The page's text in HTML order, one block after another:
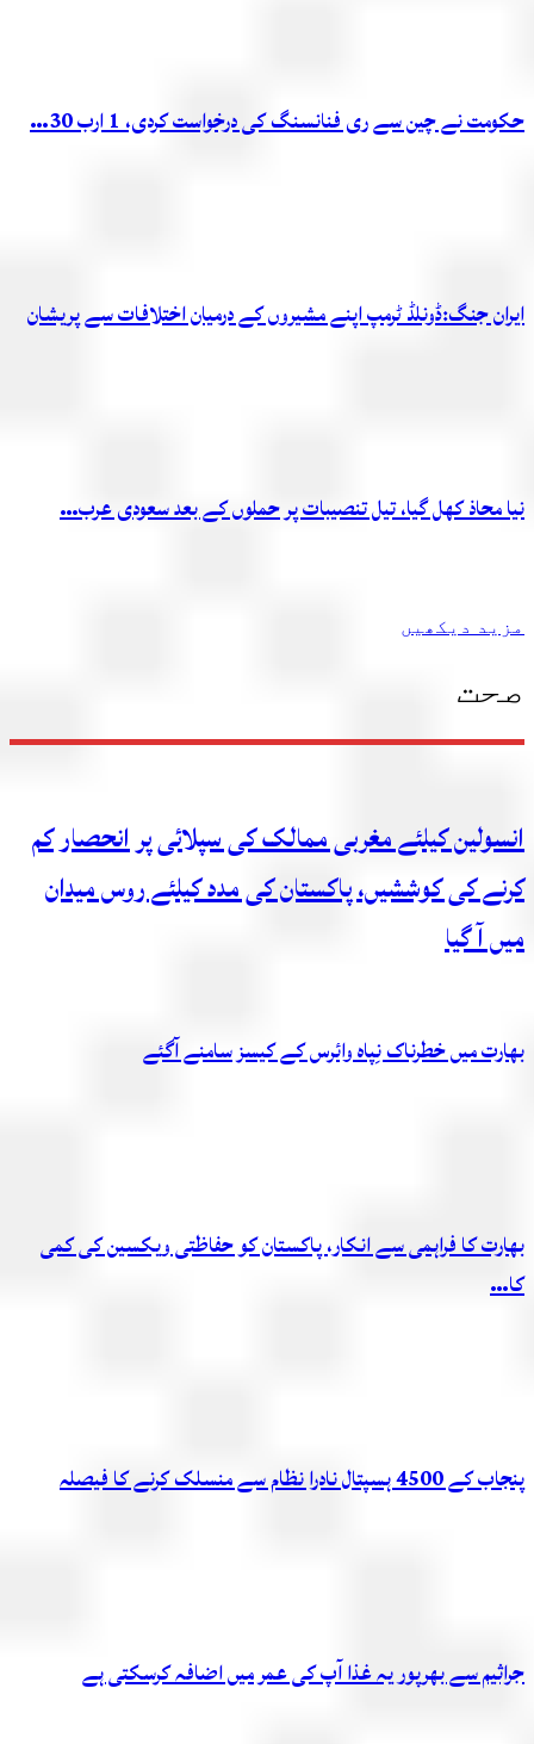
حکومت نے چین سے ری فنانسنگ کی درخواست کردی، 1 ارب 30…
ایران جنگ:ڈونلڈ ٹرمپ اپنے مشیروں کے درمیان اختلافات سے پریشان
نیا محاذ کھل گیا، تیل تنصیبات پر حملوں کے بعد سعودی عرب…
مزید دیکھیں
صحت
انسولین کیلئے مغربی ممالک کی سپلائی پر انحصار کم
کرنے کی کوششیں، پاکستان کی مدد کیلئے روس میدان
میں آ گیا
بھارت میں خطرناک نِپاہ وائرس کے کیسز سامنے آگئے
بھارت کا فراہمی سے انکار، پاکستان کو حفاظتی ویکسین کی کمی
کا…
پنجاب کے 4500 ہسپتال نادرا نظام سے منسلک کرنے کا فیصلہ
جراثیم سے بھرپور یہ غذا آپ کی عمر میں اضافہ کرسکتی ہے